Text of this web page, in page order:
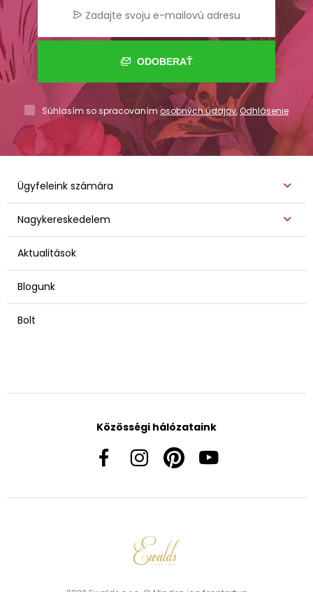
ODOBERAŤ
Súhlasím so spracovaním osobných údajov,Odhlásenie
Ügyfeleink számára
Nagykereskedelem
Aktualitások
Blogunk
Bolt
Közösségi hálózataink